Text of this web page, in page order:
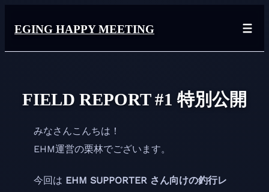
ス
EGING HAPPY MEETING
FIELD REPORT #1 特別公開
みなさんこんちは！
EHM運営の栗林でございます。
今回は EHM SUPPORTER さん向けの釣行レ